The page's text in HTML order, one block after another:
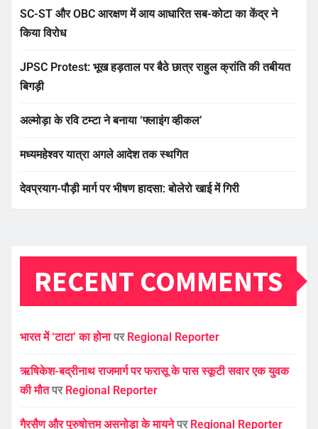
SC-ST और OBC आरक्षण में आय आधारित सब-कोटा का केंद्र ने
किया विरोध
JPSC Protest: भूख हड़ताल पर बैठे छात्र राहुल क्रांति की तबीयत
बिगड़ी
अल्मोड़ा के रवि टम्टा ने बनाया ‘फ्लाइंग व्हीकल’
मध्यमहेश्वर यात्रा अगले आदेश तक स्थगित
देवप्रयाग-पौड़ी मार्ग पर भीषण हादसा: बोलेरो खाई में गिरी
RECENT COMMENTS
भारत में ‘टाटा’ का होनापर Regional Reporter
ऋषिकेश-बद्रीनाथ राजमार्ग पर फरासू के पास स्कूटी सवार एक युवक
की मौतपर Regional Reporter
गैरसैण और पुरुषोत्तम असनोड़ा के मायनेपर Regional Reporter